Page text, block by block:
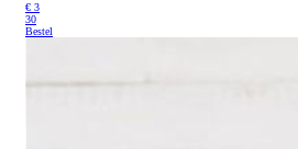
€ 3
30
Bestel